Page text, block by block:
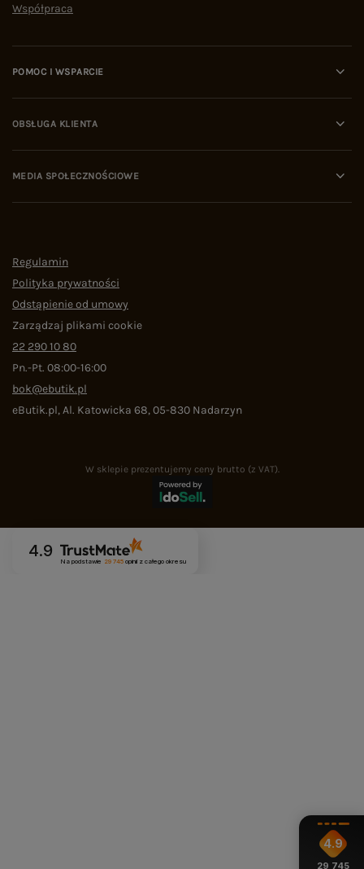
Współpraca
POMOC I WSPARCIE
OBSŁUGA KLIENTA
MEDIA SPOŁECZNOŚCIOWE
Regulamin
Polityka prywatności
Odstąpienie od umowy
Zarządzaj plikami cookie
22 290 10 80
Pn.-Pt. 08:00-16:00
bok@ebutik.pl
eButik.pl,Al. Katowicka 68,05-830 Nadarzyn
W sklepie prezentujemy ceny brutto (z VAT).
4.9
Na podstawie 29 745opinii z całego okresu
4.9
29 745